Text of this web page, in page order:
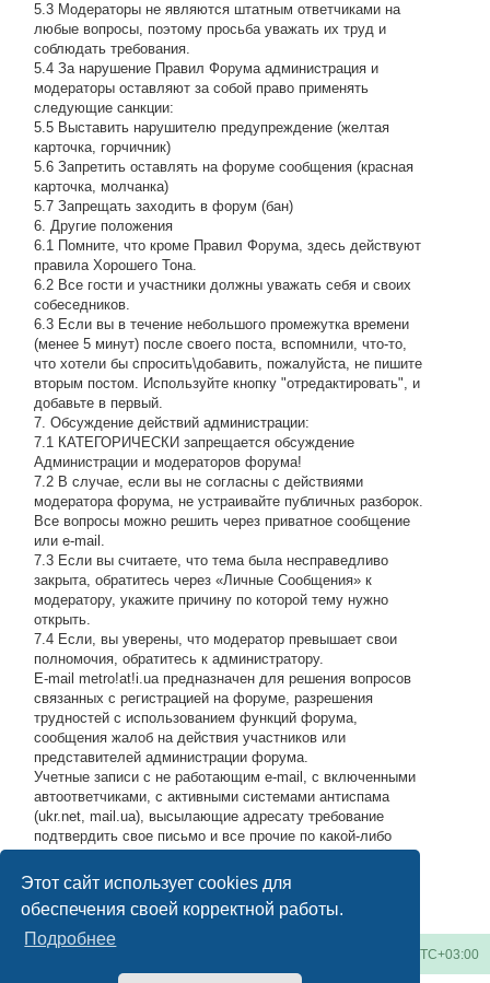
Этот сайт использует cookies для
обеспечения своей корректной работы.
Подробнее
5.3 Модераторы не являются штатным ответчиками на
любые вопросы, поэтому просьба уважать их труд и
соблюдать требования.
5.4 За нарушение Правил Форума администрация и
модераторы оставляют за собой право применять
следующие санкции:
5.5 Выставить нарушителю предупреждение (желтая
карточка, горчичник)
5.6 Запретить оставлять на форуме сообщения (красная
карточка, молчанка)
5.7 Запрещать заходить в форум (бан)
6. Другие положения
6.1 Помните, что кроме Правил Форума, здесь действуют
правила Хорошего Тона.
6.2 Все гости и участники должны уважать себя и своих
собеседников.
6.3 Если вы в течение небольшого промежутка времени
(менее 5 минут) после своего поста, вспомнили, что-то,
что хотели бы спросить\добавить, пожалуйста, не пишите
вторым постом. Используйте кнопку "отредактировать", и
добавьте в первый.
7. Обсуждение действий администрации:
7.1 КАТЕГОРИЧЕСКИ запрещается обсуждение
Администрации и модераторов форума!
7.2 В случае, если вы не согласны с действиями
модератора форума, не устраивайте публичных разборок.
Все вопросы можно решить через приватное сообщение
или e-mail.
7.3 Если вы считаете, что тема была несправедливо
закрыта, обратитесь через «Личные Сообщения» к
модератору, укажите причину по которой тему нужно
открыть.
7.4 Если, вы уверены, что модератор превышает свои
полномочия, обратитесь к администратору.
E-mail metro!at!i.ua предназначен для решения вопросов
связанных с регистрацией на форуме, разрешения
трудностей с использованием функций форума,
сообщения жалоб на действия участников или
представителей администрации форума.
Учетные записи с не работающим e-mail, с включенными
автоответчиками, с активными системами антиспама
(ukr.net, mail.ua), высылающие адресату требование
подтвердить свое письмо и все прочие по какой-либо
высылающие мусор на адрес администрации, будут
блокироваться по усмотрению администратора.
UTC+03:00